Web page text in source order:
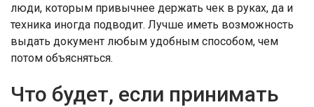
люди, которым привычнее держать чек в руках, да и
техника иногда подводит. Лучше иметь возможность
выдать документ любым удобным способом, чем
потом объясняться.
Что будет, если принимать